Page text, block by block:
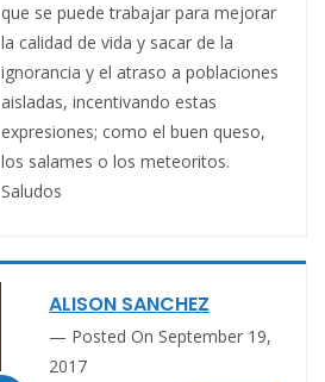
que se puede trabajar para mejorar
la calidad de vida y sacar de la
ignorancia y el atraso a poblaciones
aisladas, incentivando estas
expresiones; como el buen queso,
los salames o los meteoritos.
Saludos
ALISON SANCHEZ
Posted On September 19,
2017